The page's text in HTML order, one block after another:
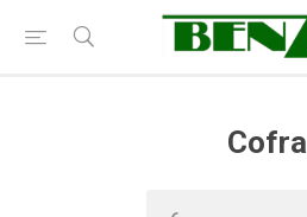
Cofra